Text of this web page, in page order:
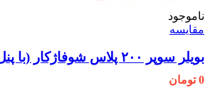
ناموجود
مقایسه
بویلر سوپر ۲۰۰ پلاس شوفاژکار (با پنل دیجیتال)-۷ پره
0 تومان